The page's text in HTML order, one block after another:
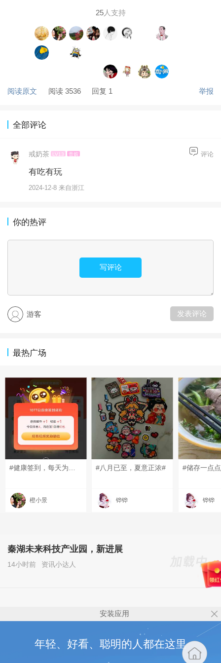
25人支持
阅读原文 阅读 3536 回复 1 举报
全部评论
戒奶茶 LV13 贵嫔
有吃有玩
2024-12-8 来自浙江
评论
你的热评
写评论
游客 发表评论
最热广场
#健康签到，每天为自己打一次卡！#早上好
橙小景
#八月已至，夏意正浓#
铧铧 铧铧
秦湖未来科技产业园，新进展
14小时前 资讯小达人
安装应用
年轻、好看、聪明的人都在这里